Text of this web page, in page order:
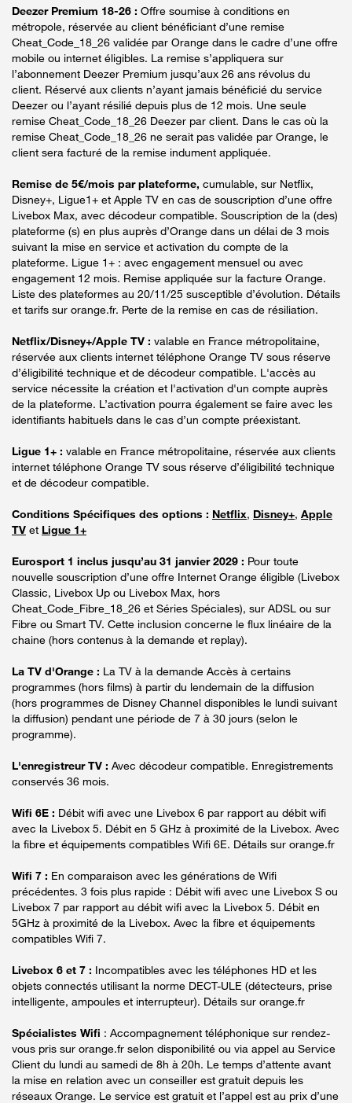
Deezer Premium 18-26 : Offre soumise à conditions en
métropole, réservée au client bénéficiant d’une remise
Cheat_Code_18_26 validée par Orange dans le cadre d’une offre
mobile ou internet éligibles. La remise s’appliquera sur
l’abonnement Deezer Premium jusqu’aux 26 ans révolus du
client. Réservé aux clients n’ayant jamais bénéficié du service
Deezer ou l’ayant résilié depuis plus de 12 mois. Une seule
remise Cheat_Code_18_26 Deezer par client. Dans le cas où la
remise Cheat_Code_18_26 ne serait pas validée par Orange, le
client sera facturé de la remise indument appliquée.
Remise de 5€/mois par plateforme, cumulable, sur Netflix,
Disney+, Ligue1+ et Apple TV en cas de souscription d’une offre
Livebox Max, avec décodeur compatible. Souscription de la (des)
plateforme (s) en plus auprès d’Orange dans un délai de 3 mois
suivant la mise en service et activation du compte de la
plateforme. Ligue 1+ : avec engagement mensuel ou avec
engagement 12 mois. Remise appliquée sur la facture Orange.
Liste des plateformes au 20/11/25 susceptible d’évolution. Détails
et tarifs sur orange.fr. Perte de la remise en cas de résiliation.
Netflix/Disney+/Apple TV : valable en France métropolitaine,
réservée aux clients internet téléphone Orange TV sous réserve
d’éligibilité technique et de décodeur compatible. L'accès au
service nécessite la création et l'activation d'un compte auprès
de la plateforme. L’activation pourra également se faire avec les
identifiants habituels dans le cas d’un compte préexistant.
Ligue 1+ : valable en France métropolitaine, réservée aux clients
internet téléphone Orange TV sous réserve d’éligibilité technique
et de décodeur compatible.
Conditions Spécifiques des options : Netflix, Disney+, Apple
TV et Ligue 1+
Eurosport 1 inclus jusqu’au 31 janvier 2029 : Pour toute
nouvelle souscription d’une offre Internet Orange éligible (Livebox
Classic, Livebox Up ou Livebox Max, hors
Cheat_Code_Fibre_18_26 et Séries Spéciales), sur ADSL ou sur
Fibre ou Smart TV. Cette inclusion concerne le flux linéaire de la
chaine (hors contenus à la demande et replay).
La TV d'Orange : La TV à la demande Accès à certains
programmes (hors films) à partir du lendemain de la diffusion
(hors programmes de Disney Channel disponibles le lundi suivant
la diffusion) pendant une période de 7 à 30 jours (selon le
programme).
L'enregistreur TV : Avec décodeur compatible. Enregistrements
conservés 36 mois.
Wifi 6E : Débit wifi avec une Livebox 6 par rapport au débit wifi
avec la Livebox 5. Débit en 5 GHz à proximité de la Livebox. Avec
la fibre et équipements compatibles Wifi 6E. Détails sur orange.fr
Wifi 7 : En comparaison avec les générations de Wifi
précédentes. 3 fois plus rapide : Débit wifi avec une Livebox S ou
Livebox 7 par rapport au débit wifi avec la Livebox 5. Débit en
5GHz à proximité de la Livebox. Avec la fibre et équipements
compatibles Wifi 7.
Livebox 6 et 7 : Incompatibles avec les téléphones HD et les
objets connectés utilisant la norme DECT-ULE (détecteurs, prise
intelligente, ampoules et interrupteur). Détails sur orange.fr
Spécialistes Wifi : Accompagnement téléphonique sur rendez-
vous pris sur orange.fr selon disponibilité ou via appel au Service
Client du lundi au samedi de 8h à 20h. Le temps d’attente avant
la mise en relation avec un conseiller est gratuit depuis les
réseaux Orange. Le service est gratuit et l’appel est au prix d’une